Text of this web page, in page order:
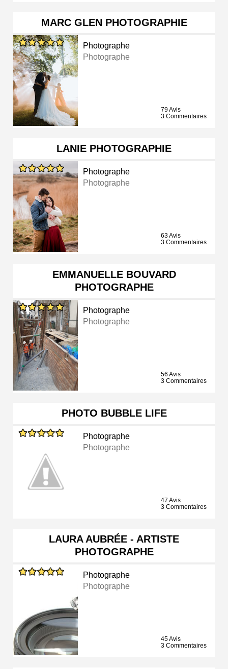
MARC GLEN PHOTOGRAPHIE
Photographe
Photographe
79 Avis
3 Commentaires
LANIE PHOTOGRAPHIE
Photographe
Photographe
63 Avis
3 Commentaires
EMMANUELLE BOUVARD
PHOTOGRAPHE
Photographe
Photographe
56 Avis
3 Commentaires
PHOTO BUBBLE LIFE
Photographe
Photographe
47 Avis
3 Commentaires
LAURA AUBRÉE - ARTISTE
PHOTOGRAPHE
Photographe
Photographe
45 Avis
3 Commentaires